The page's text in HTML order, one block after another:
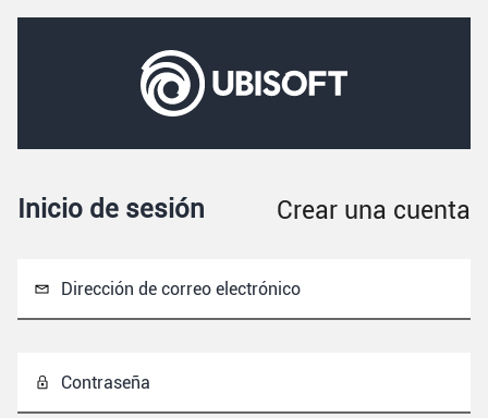
Inicio de sesión Crear una cuenta
Dirección de correo electrónico
Contraseña